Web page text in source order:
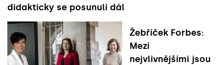
didakticky se posunuli dál
Žebříček Forbes:
Mezi
nejvlivnějšími jsou